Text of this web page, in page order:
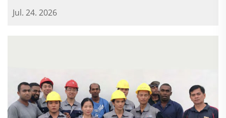
cu recuperare de căldură pentru regiunea...
Jul. 24. 2026